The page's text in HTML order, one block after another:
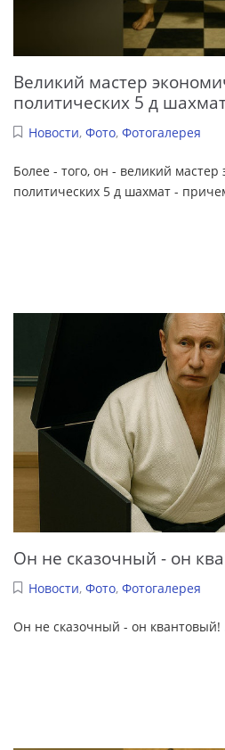
Великий мастер
политических 5 д
Новости, Фото, Фотогалерея
Более - того, он - великий
политических 5 д шахмат -
Он не сказочный - он
Новости, Фото, Фотогалерея
Он не сказочный - он квантовый!